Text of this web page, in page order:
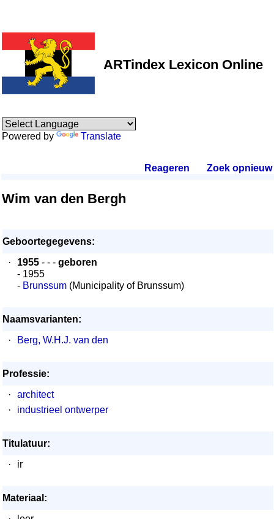
ARTindex Lexicon Online
Powered by Translate
Reageren Zoek opnieuw.
Wim van den Bergh
Geboortegegevens:
·
1955 - - - geboren
- 1955
- Brunssum (Municipality of Brunssum)
Naamsvarianten:
·
Berg, W.H.J. van den
Professie:
·
architect
·
industrieel ontwerper
Titulatuur:
·
ir
Materiaal: